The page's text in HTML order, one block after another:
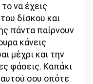
να έχεις
δίσκου και
πάντα παίρνουν
κάνεις
μέχρι και την
φάσεις. Καπάκι
σου οπότε